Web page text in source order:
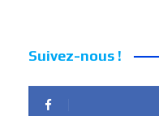
Suivez-nous !